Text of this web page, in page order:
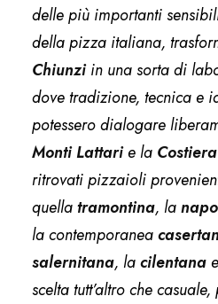
delle più importanti
della pizza italiana,
Chiunziin una sorta di
dove tradizione, tecnica e
potessero dialogare
Monti Lattarie la
ritrovati pizzaioli
quellatramontina, la
la contemporanea
salernitana, lacilentana
scelta tutt’altro che